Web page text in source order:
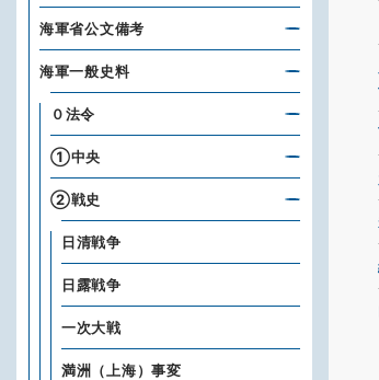
海軍省公文備考
海軍一般史料
０法令
①中央
②戦史
日清戦争
日露戦争
一次大戦
満洲（上海）事変